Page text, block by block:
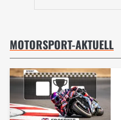
MOTORSPORT-AKTUELL